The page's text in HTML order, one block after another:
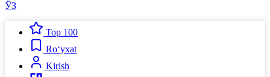
ЎЗ
Top 100
Ro‘yxat
Kirish